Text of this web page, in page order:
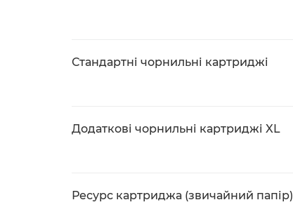
Стандартні чорнильні картриджі
Додаткові чорнильні картриджі XL
Ресурс картриджа (звичайний папір)